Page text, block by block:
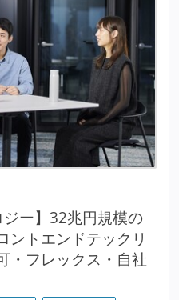
ジー】32兆円規模の
ントエンドテックリ
・フレックス・自社